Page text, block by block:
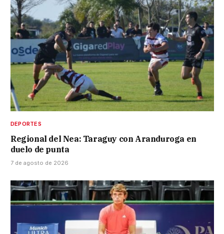
DEPORTES
Regional del Nea: Taraguy con Aranduroga en
duelo de punta
7 de agosto de 2026